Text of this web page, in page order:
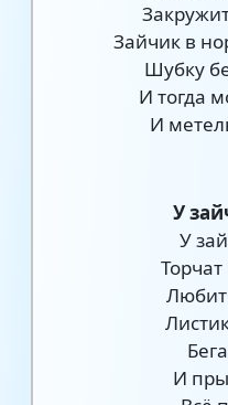
Зайчик в
Шубку
И тогда
И
У
У
И